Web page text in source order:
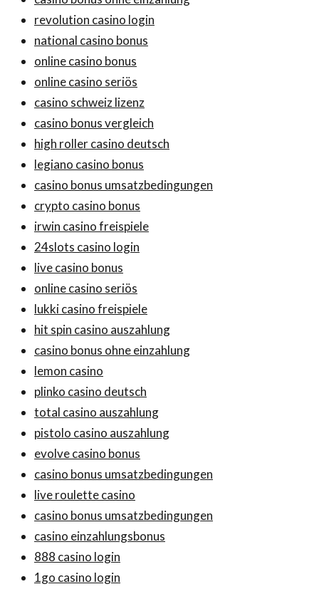
revolution casino login
national casino bonus
online casino bonus
online casino seriös
casino schweiz lizenz
casino bonus vergleich
high roller casino deutsch
legiano casino bonus
casino bonus umsatzbedingungen
crypto casino bonus
irwin casino freispiele
24slots casino login
live casino bonus
online casino seriös
lukki casino freispiele
hit spin casino auszahlung
casino bonus ohne einzahlung
lemon casino
plinko casino deutsch
total casino auszahlung
pistolo casino auszahlung
evolve casino bonus
casino bonus umsatzbedingungen
live roulette casino
casino bonus umsatzbedingungen
casino einzahlungsbonus
888 casino login
1go casino login